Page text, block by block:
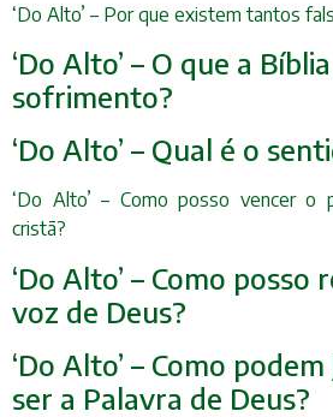
‘Do Alto’ – Por que existem tantos
‘Do Alto’ – O que a
sofrimento?
‘Do Alto’ – Qual é o
‘Do Alto’ – Como posso vencer o
cristã?
‘Do Alto’ – Como posso
voz de Deus?
‘Do Alto’ – Como
ser a Palavra de Deus?